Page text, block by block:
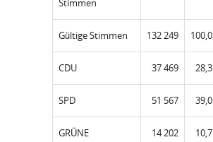
Stimmen
Gültige Stimmen 132 249 100,0
CDU 37 469 28,3
SPD 51 567 39,0
GRÜNE 14 202 10,7